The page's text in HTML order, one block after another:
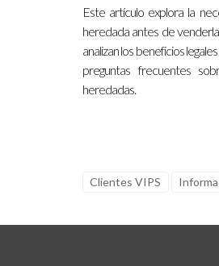
Este artículo explora la
heredada antes de
analizan los beneficios
preguntas frecuentes
heredadas.
Clientes VIPS